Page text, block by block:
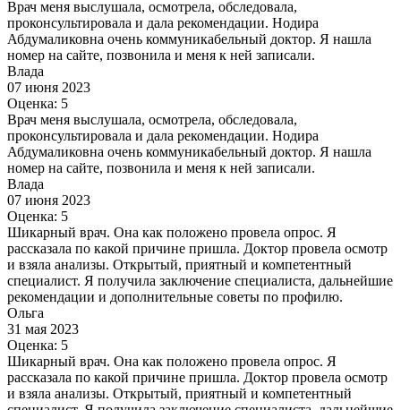
Врач меня выслушала, осмотрела, обследовала,
проконсультировала и дала рекомендации. Нодира
Абдумаликовна очень коммуникабельный доктор. Я нашла
номер на сайте, позвонила и меня к ней записали.
Влада
07 июня 2023
Оценка: 5
Врач меня выслушала, осмотрела, обследовала,
проконсультировала и дала рекомендации. Нодира
Абдумаликовна очень коммуникабельный доктор. Я нашла
номер на сайте, позвонила и меня к ней записали.
Влада
07 июня 2023
Оценка: 5
Шикарный врач. Она как положено провела опрос. Я
рассказала по какой причине пришла. Доктор провела осмотр
и взяла анализы. Открытый, приятный и компетентный
специалист. Я получила заключение специалиста, дальнейшие
рекомендации и дополнительные советы по профилю.
Ольга
31 мая 2023
Оценка: 5
Шикарный врач. Она как положено провела опрос. Я
рассказала по какой причине пришла. Доктор провела осмотр
и взяла анализы. Открытый, приятный и компетентный